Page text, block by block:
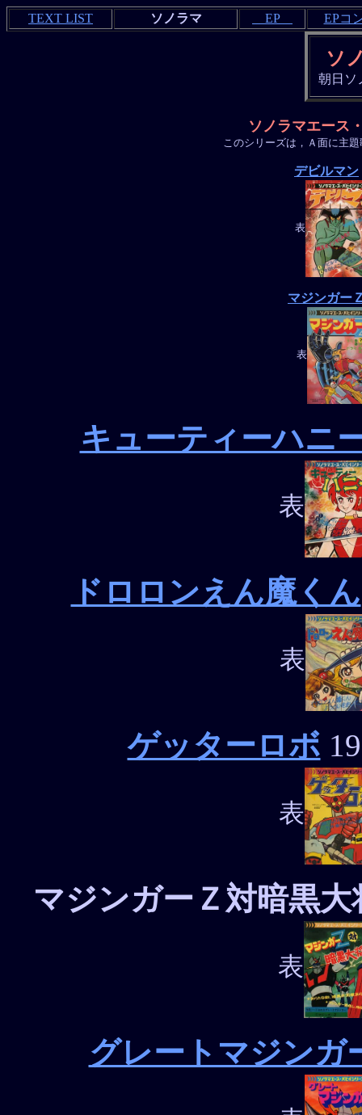
TEXT LIST ソノラマ EP EPコ
ソ
朝日ソ
ソノラマエース
このシリーズは，Ａ面に主
デビルマン
表
マジンガー
表
キューティーハニ
表
ドロロンえん魔くん
表
ゲッターロボ
表
マジンガーＺ対暗黒大
表
グレートマジンガ